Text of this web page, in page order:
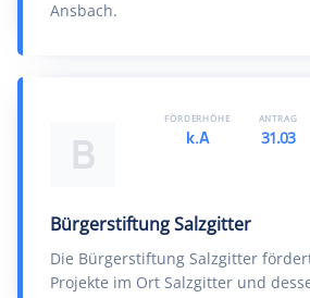
Ansbach.
B
Bürgerstiftung Salzgitter
Die Bürgerstiftung Salzgitter
Projekte im Ort Salzgitter und
FÖRDERHÖHE
k.A
ANTRAG
31.03